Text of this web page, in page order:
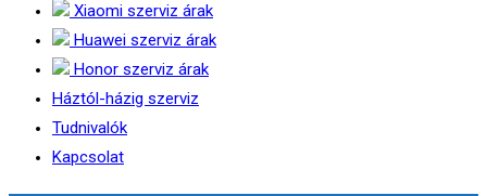
Xiaomi szerviz árak
Huawei szerviz árak
Honor szerviz árak
Háztól-házig szerviz
Tudnivalók
Kapcsolat